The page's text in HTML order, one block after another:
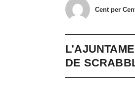
Cent per
DE